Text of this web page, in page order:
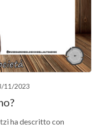
11/2023
ha descritto con